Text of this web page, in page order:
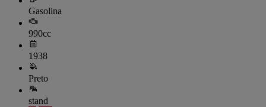
Gasolina
990cc
1938
Preto
stand